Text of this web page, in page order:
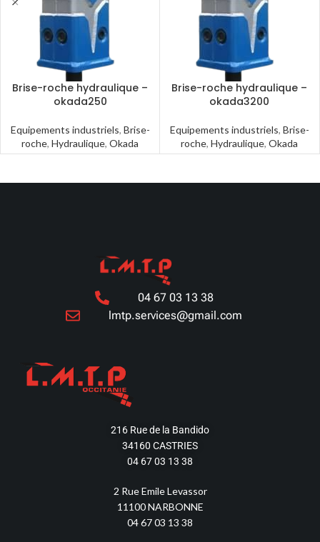
Brise-roche hydraulique –
okada250
Equipements industriels, Brise-
roche, Hydraulique, Okada
Brise-roche hydraulique –
okada3200
Equipements industriels, Brise-
roche, Hydraulique, Okada
04 67 03 13 38
lmtp.services@gmail.com
216 Rue de la Bandido
34160 CASTRIES
04 67 03 13 38
2 Rue Emile Levassor
11100 NARBONNE
04 67 03 13 38